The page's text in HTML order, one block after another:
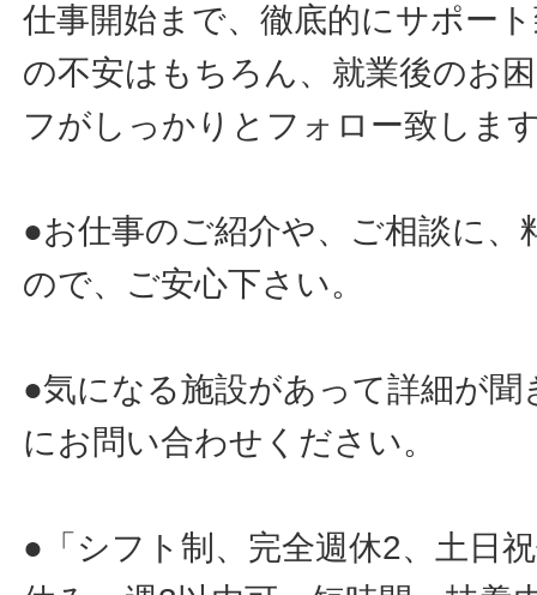
仕事開始まで、徹底的にサポー
の不安はもちろん、就業後のお
フがしっかりとフォロー致しま
●お仕事のご紹介や、ご相談に
ので、ご安心下さい。
●気になる施設があって詳細が
にお問い合わせください。
●「シフト制、完全週休2、土日